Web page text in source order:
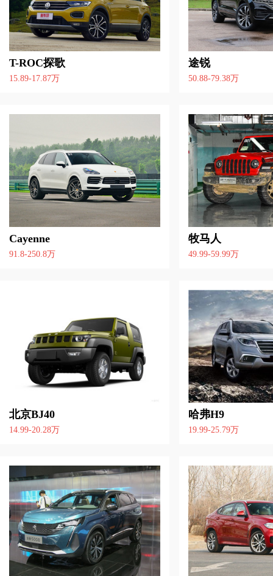
T-ROC探歌
15.89-17.87万
途锐
50.88-79.38万
Cayenne
91.8-250.8万
牧马人
49.99-59.99万
北京BJ40
14.99-20.28万
哈弗H9
19.99-25.79万